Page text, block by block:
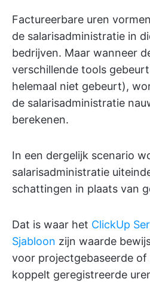
Factureerbare uren
de salarisadministratie in
bedrijven. Maar wanneer
verschillende tools
helemaal niet gebeurt),
de salarisadministratie
berekenen.
In een dergelijk scenario
salarisadministratie
schattingen in plaats van
Dat is waar het ClickUp
Sjabloon zijn waarde
voor projectgebaseerde of
koppelt geregistreerde